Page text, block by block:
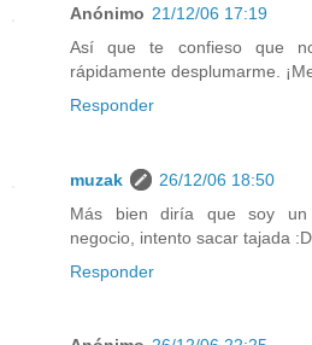
Anónimo 21/12/06 17:19
Así que te confieso que
rápidamente desplumarme.
Responder
muzak
26/12/06 18:50
Más bien diría que soy un
negocio, intento sacar tajada :D
Responder